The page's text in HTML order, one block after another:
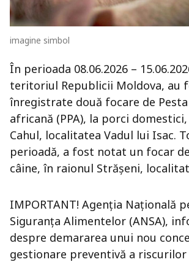
imagine simbol
În perioada 08.06.2026 –
teritoriul Republicii Moldova, au
înregistrate două focare de
africană (PPA), la porci
Cahul, localitatea Vadul lui Isac.
perioadă, a fost notat un focar
câine, în raionul Strășeni,
IMPORTANT! Agenția Națională
Siguranța Alimentelor (ANSA),
despre demararea unui nou
gestionare preventivă a riscurilor